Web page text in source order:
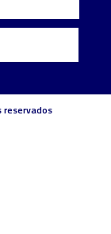
reservados